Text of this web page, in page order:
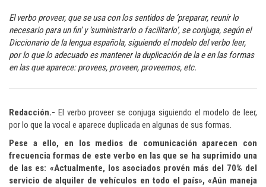
El verbo proveer, que se usa con los sentidos de ‘preparar, reunir lo
necesario para un fin’ y ‘suministrarlo o facilitarlo’, se conjuga, según el
Diccionario de la lengua española, siguiendo el modelo del verbo leer,
por lo que lo adecuado es mantener la duplicación de la e en las formas
en las que aparece: provees, proveen, proveemos, etc.
Redacción.- El verbo proveer se conjuga siguiendo el modelo de leer,
por lo que la vocal e aparece duplicada en algunas de sus formas.
Pese a ello, en los medios de comunicación aparecen con
frecuencia formas de este verbo en las que se ha suprimido una
de las es: «Actualmente, los asociados provén más del 70% del
servicio de alquiler de vehículos en todo el país», «Aún maneja